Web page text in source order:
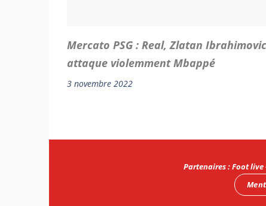
Mercato PSG : Real, Zlatan Ibrahimovic
attaque violemment Mbappé
3 novembre 2022
Partenaires:Foot live